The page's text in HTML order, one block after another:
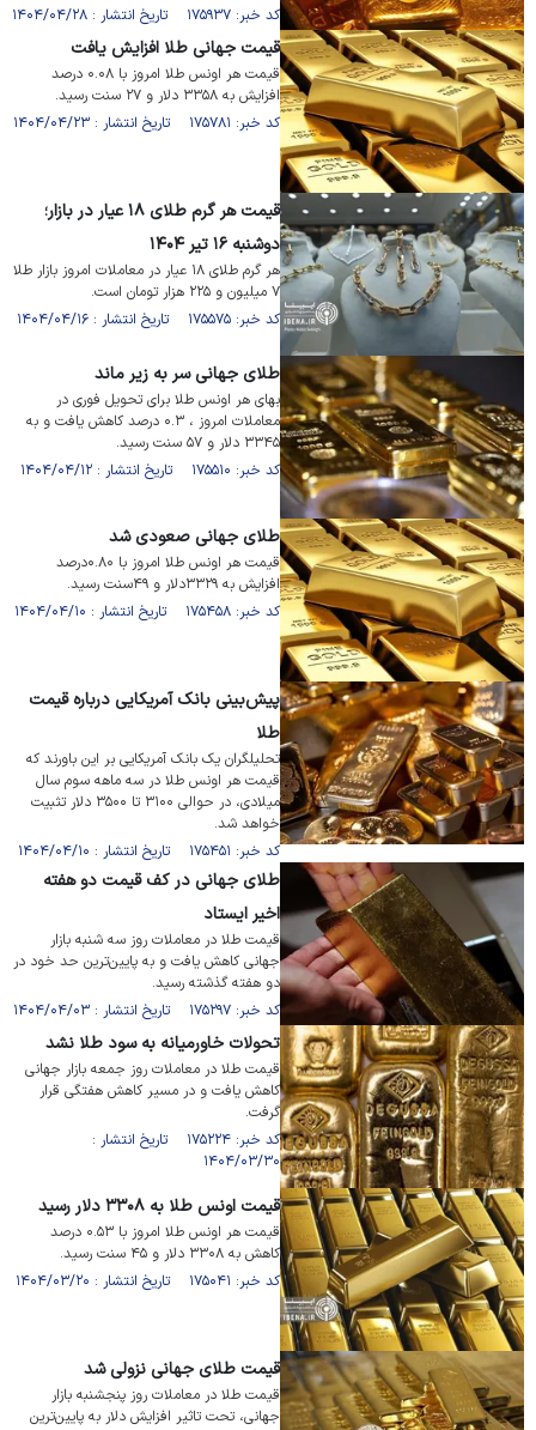
کد خبر: ۱۷۵۹۳۷ تاریخ انتشار : ۱۴۰۴/۰۴/۲۸
قیمت جهانی طلا افزایش یافت
قیمت هر اونس طلا امروز با ۰.۰۸ درصد
افزایش به ۳۳۵۸ دلار و ۲۷ سنت رسید.
کد خبر: ۱۷۵۷۸۱ تاریخ انتشار : ۱۴۰۴/۰۴/۲۳
قیمت هر گرم طلای ۱۸ عیار در بازار؛
دو‌شنبه ۱۶ تیر ۱۴۰۴
هر گرم طلای ۱۸ عیار در معاملات امروز بازار طلا
۷ میلیون و ۲۲۵ هزار تومان است.
کد خبر: ۱۷۵۵۷۵ تاریخ انتشار : ۱۴۰۴/۰۴/۱۶
طلای جهانی سر به زیر ماند
بهای هر اونس طلا برای تحویل فوری در
معاملات امروز ، ۰.۳ درصد کاهش یافت و به
۳۳۴۵ دلار و ۵۷ سنت رسید.
کد خبر: ۱۷۵۵۱۰ تاریخ انتشار : ۱۴۰۴/۰۴/۱۲
طلای جهانی صعودی شد
قیمت هر اونس طلا امروز با ۰.۸۰درصد
افزایش به ۳۳۲۹دلار و ۴۹سنت رسید.
کد خبر: ۱۷۵۴۵۸ تاریخ انتشار : ۱۴۰۴/۰۴/۱۰
پیش‌بینی بانک آمریکایی درباره قیمت
طلا
تحلیلگران یک بانک آمریکایی بر این باورند که
قیمت هر اونس طلا در سه ماهه سوم سال
میلادی، در حوالی ۳۱۰۰ تا ۳۵۰۰ دلار تثبیت
خواهد شد.
کد خبر: ۱۷۵۴۵۱ تاریخ انتشار : ۱۴۰۴/۰۴/۱۰
طلای جهانی در کف قیمت دو هفته
اخیر ایستاد
قیمت طلا در معاملات روز سه شنبه بازار
جهانی کاهش یافت و به پایین‌ترین حد خود در
دو هفته گذشته رسید.
کد خبر: ۱۷۵۲۹۷ تاریخ انتشار : ۱۴۰۴/۰۴/۰۳
تحولات خاورمیانه به سود طلا نشد
قیمت طلا در معاملات روز جمعه بازار جهانی
کاهش یافت و در مسیر کاهش هفتگی قرار
گرفت.
کد خبر: ۱۷۵۲۲۴ تاریخ انتشار :
۱۴۰۴/۰۳/۳۰
قیمت اونس طلا به ۳۳۰۸ دلار رسید
قیمت هر اونس طلا امروز با ۰.۵۳ درصد
کاهش به ۳۳۰۸ دلار و ۴۵ سنت رسید.
کد خبر: ۱۷۵۰۴۱ تاریخ انتشار : ۱۴۰۴/۰۳/۲۰
قیمت طلای جهانی نزولی شد
قیمت طلا در معاملات روز پنجشنبه بازار
جهانی، تحت تاثیر افزایش دلار به پایین‌ترین